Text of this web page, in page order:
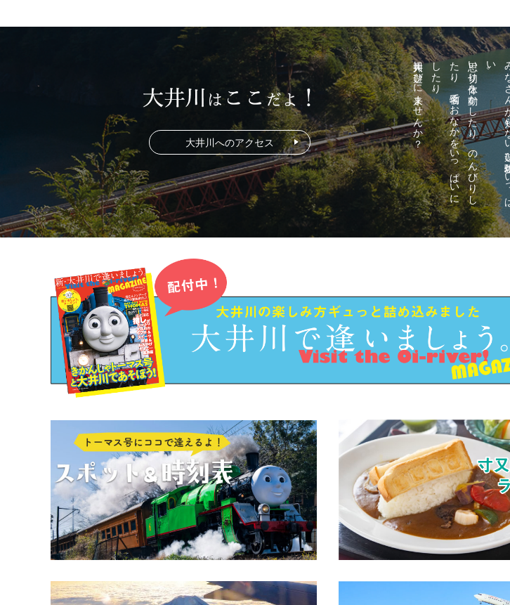
大井川へのアクセス
。
思い
切り
体を
動か
し
た
り
、
の
ん
び
り
し
た
り
、
名物で
お
な
か
を
い
っ
ぱ
い
に
し
た
り
。
大井川に遊びに来ませんか？